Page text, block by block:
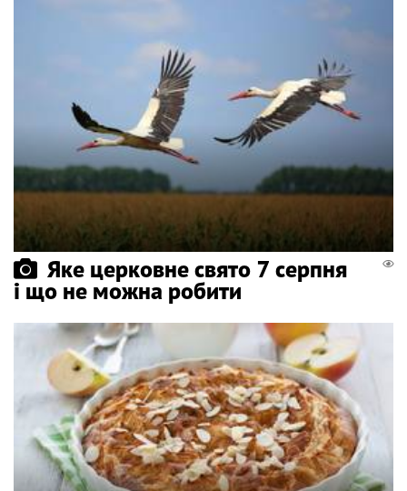
Яке церковне свято 7 серпня
і що не можна робити